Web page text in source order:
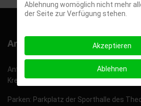
Anfahrt und Parken
Anfahrt über die A23, Abfahrt Pinneberg
Kreuzung Richard-Köhnstraße rechts
Parken: Parkplatz der Sporthalle des
Ablehnung womöglich nicht mehr
der Seite zur Verfügung stehen.
Akzeptieren
Ablehnen